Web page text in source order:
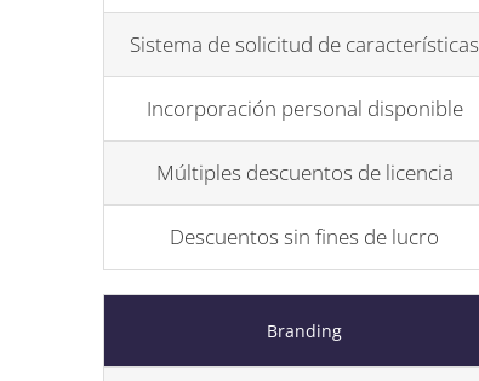
Sistema de solicitud de características
Incorporación personal disponible
Múltiples descuentos de licencia
Descuentos sin fines de lucro
Branding